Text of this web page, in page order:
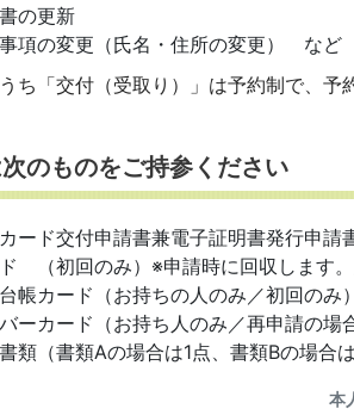
の更新
項の変更（氏名・住所の変更） など
ち「交付（受取り）」は予約制で、予
のものをご持参ください
ード交付申請書兼電子証明書発行申請
（初回のみ）※申請時に回収します
帳カード（お持ちの人のみ／初回のみ）
ーカード（お持ち人のみ／再申請の場
類（書類Aの場合は1点、書類Bの場合は
本